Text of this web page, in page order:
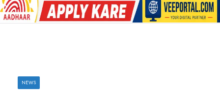
NEWS